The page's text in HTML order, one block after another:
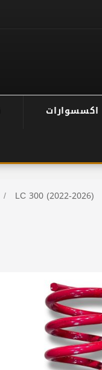
اكسسوارات
LC 300 (2022-2026)
/